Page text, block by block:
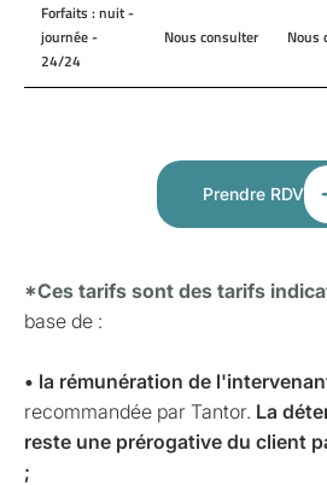
Forfaits : nuit -
journée -
24/24
Nous consulter Nous
Prendre RDV
*Ces tarifs sont des tarifs
base de :
• la rémunération de
recommandée par Tantor. La
reste une prérogative du client
;